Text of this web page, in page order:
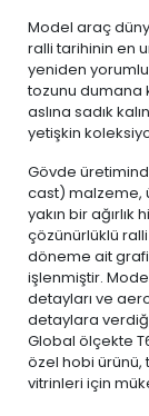
Model araç
ralli tarihinin en
yeniden
tozunu dumana
aslına sadık
yetişkin
Gövde
cast) malzeme,
yakın bir ağırlık
çözünürlüklü
döneme ait
işlenmiştir.
detayları ve
detaylara
Global ölçekte
özel hobi ürünü,
vitrinleri için